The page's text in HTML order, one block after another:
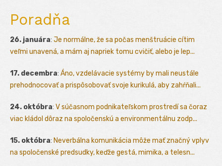
Poradňa
26. januára: Je normálne, že sa počas menštruácie cítim
veľmi unavená, a mám aj napriek tomu cvičiť, alebo je lep...
17. decembra: Áno, vzdelávacie systémy by mali neustále
prehodnocovať a prispôsobovať svoje kurikulá, aby zahŕňali...
24. októbra: V súčasnom podnikateľskom prostredí sa čoraz
viac kládol dôraz na spoločenskú a environmentálnu zodp...
15. októbra: Neverbálna komunikácia môže mať značný vplyv
na spoločenské predsudky, keďže gestá, mimika, a telesn...